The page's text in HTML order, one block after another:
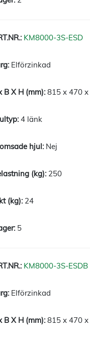
KM8000-3S-ESD
Elförzinkad
815 x 470
4 länk
Nej
250
24
5
KM8000-3S-ESDB
Elförzinkad
815 x 470